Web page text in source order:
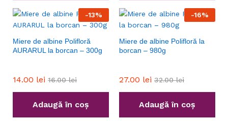
-13%
Miere de albine Polifloră
AURARUL la borcan – 300g
14.00 lei 16.00lei
Adaugă în coș
-16%
Miere de albine Polifloră la
borcan – 980g
27.00 lei 32.00lei
Adaugă în coș